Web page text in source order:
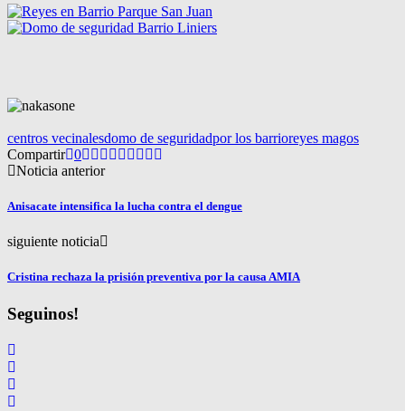
centros vecinalesdomo de seguridadpor los barrioreyes magos
Compartir 0
Noticia anterior
Anisacate intensifica la lucha contra el dengue
siguiente noticia
Cristina rechaza la prisión preventiva por la causa AMIA
Seguinos!